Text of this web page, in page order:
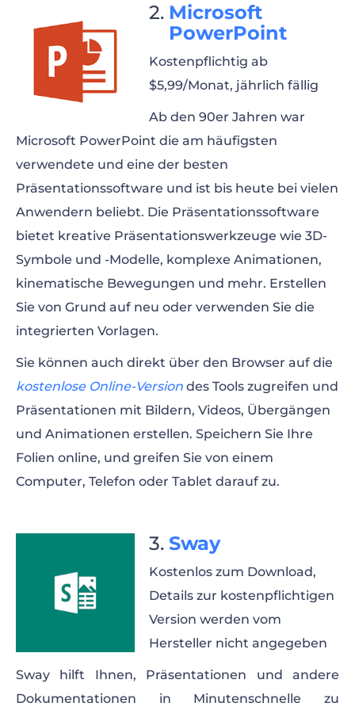
Microsoft
PowerPoint
Kostenpflichtig ab
$5,99/Monat, jährlich fällig
Ab den 90er Jahren war
Microsoft PowerPoint die am häufigsten
verwendete und eine der besten
Präsentationssoftware und ist bis heute bei vielen
Anwendern beliebt. Die Präsentationssoftware
bietet kreative Präsentationswerkzeuge wie 3D-
Symbole und -Modelle, komplexe Animationen,
kinematische Bewegungen und mehr. Erstellen
Sie von Grund auf neu oder verwenden Sie die
integrierten Vorlagen.
Sie können auch direkt über den Browser auf die
kostenlose Online-Version des Tools zugreifen und
Präsentationen mit Bildern, Videos, Übergängen
und Animationen erstellen. Speichern Sie Ihre
Folien online, und greifen Sie von einem
Computer, Telefon oder Tablet darauf zu.
Sway
Kostenlos zum Download,
Details zur kostenpflichtigen
Version werden vom
Hersteller nicht angegeben
Sway hilft Ihnen, Präsentationen und andere
Dokumentationen in Minutenschnelle zu